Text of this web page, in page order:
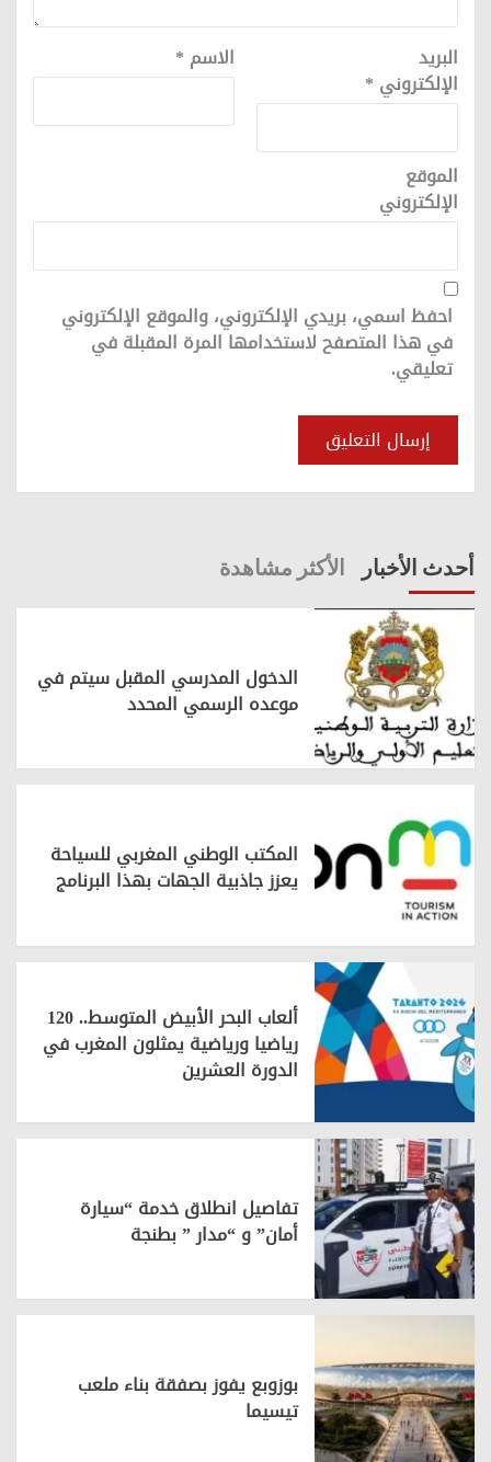
الاسم * البريد
الإلكتروني *
الموقع
الإلكتروني
احفظ اسمي، بريدي الإلكتروني، والموقع الإلكتروني
في هذا المتصفح لاستخدامها المرة المقبلة في
تعليقي.
أحدث الأخبار الأكثر مشاهدة
الدخول المدرسي المقبل سیتم في
موعده الرسمي المحدد
المكتب الوطني المغربي للسياحة
يعزز جاذبية الجهات بهذا البرنامج
ألعاب البحر الأبيض المتوسط.. 120
رياضيا ورياضية يمثلون المغرب في
الدورة العشرين
تفاصيل انطلاق خدمة “سيارة
أمان” و “مدار ” بطنجة
بوزوبع يفوز بصفقة بناء ملعب
تيسيما